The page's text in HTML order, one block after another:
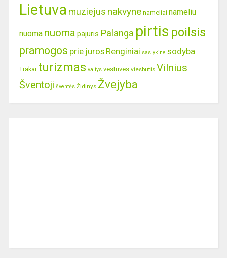
Lietuva muziejus nakvyne nameliai nameliu
nuoma nuoma pajuris Palanga pirtis poilsis
pramogos prie juros Renginiai saslykine sodyba
Trakai turizmas valtys vestuves viesbutis Vilnius
Šventoji šventės Židinys Žvejyba